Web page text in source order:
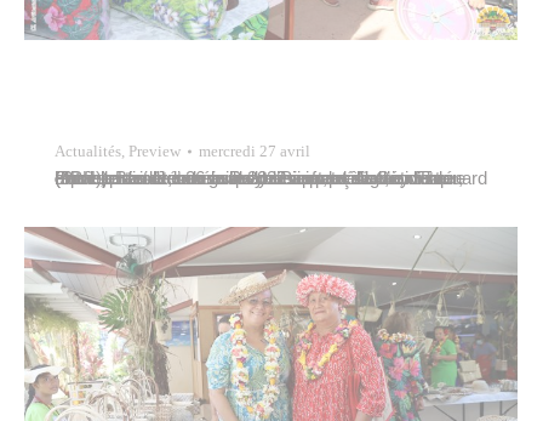
Actualités, Preview mercredi 27 avril
Patrick Bordet, conseiller municipal délégué, représentait la commune de Papeete à la l’ouverture officielle des Journées polynésiennes du handicap (JPH), ce mardi 26 avril 2022 au parc Aorai tini hau (Pirae). La cérémonie avait lieu en présence d’Edouard Fritch, président de la Polynésie française, entouré d’une partie de son gouvernement, et de Guy Fitzer, chef…